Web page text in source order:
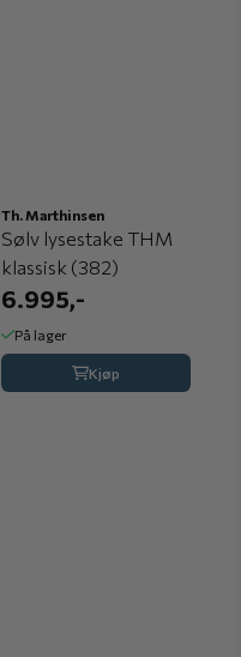
Th. Marthinsen
Sølv lysestake THM
klassisk (382)
6.995,-
På lager
Kjøp